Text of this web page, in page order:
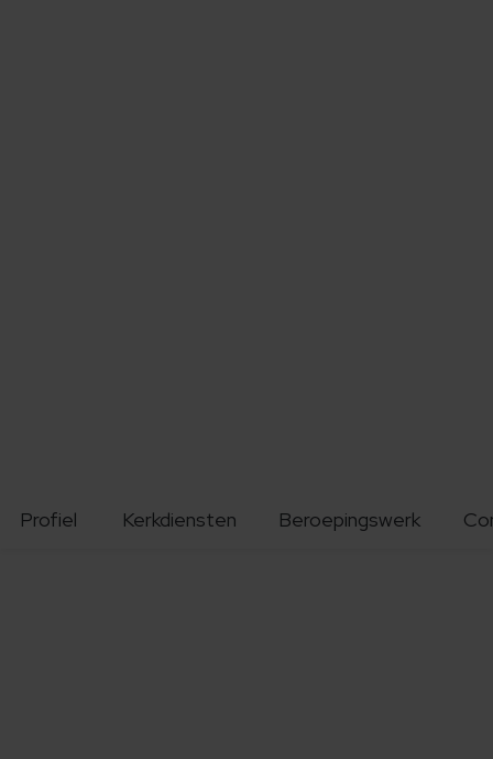
Profiel Kerkdiensten Beroepingswerk